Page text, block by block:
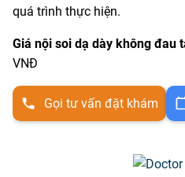
quá trình thực hiện.
Giá nội soi dạ dày không đau
VNĐ
Gọi tư vấn đặt khám